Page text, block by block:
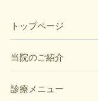
トップページ
当院のご紹介
診療メニュー